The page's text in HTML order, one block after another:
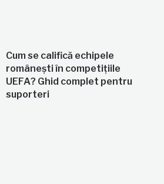
Cum se califică echipele
românești în competițiile
UEFA? Ghid complet pentru
suporteri